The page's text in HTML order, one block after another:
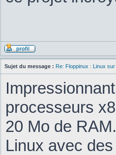
Sujet du message : Re: Floppinux : Linux
processeurs
20 Mo de
Linux avec